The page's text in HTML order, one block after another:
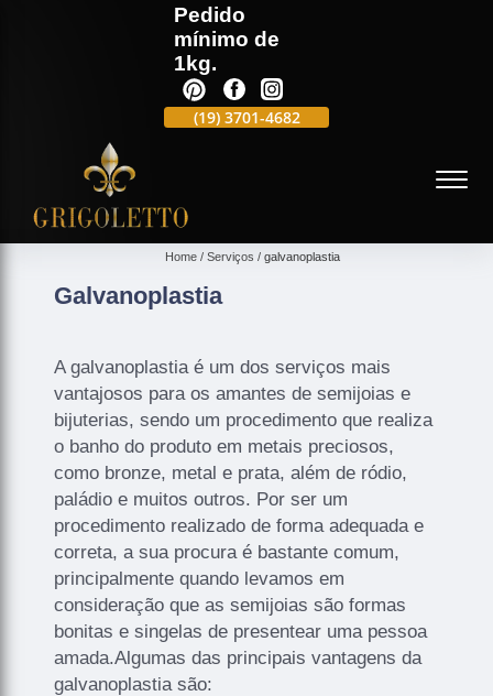
Pedido
mínimo de
1kg.
(19) 3701-4682 (19)
Home Serviços galvanoplastia
Galvanoplastia
A galvanoplastia é um dos serviços mais
vantajosos para os amantes de semijoias e
bijuterias, sendo um procedimento que realiza
o banho do produto em metais preciosos,
como bronze, metal e prata, além de ródio,
paládio e muitos outros. Por ser um
procedimento realizado de forma adequada e
correta, a sua procura é bastante comum,
principalmente quando levamos em
consideração que as semijoias são formas
bonitas e singelas de presentear uma pessoa
amada.Algumas das principais vantagens da
galvanoplastia são: